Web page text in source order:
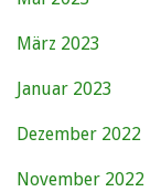
März 2023
Januar 2023
Dezember 2022
November 2022